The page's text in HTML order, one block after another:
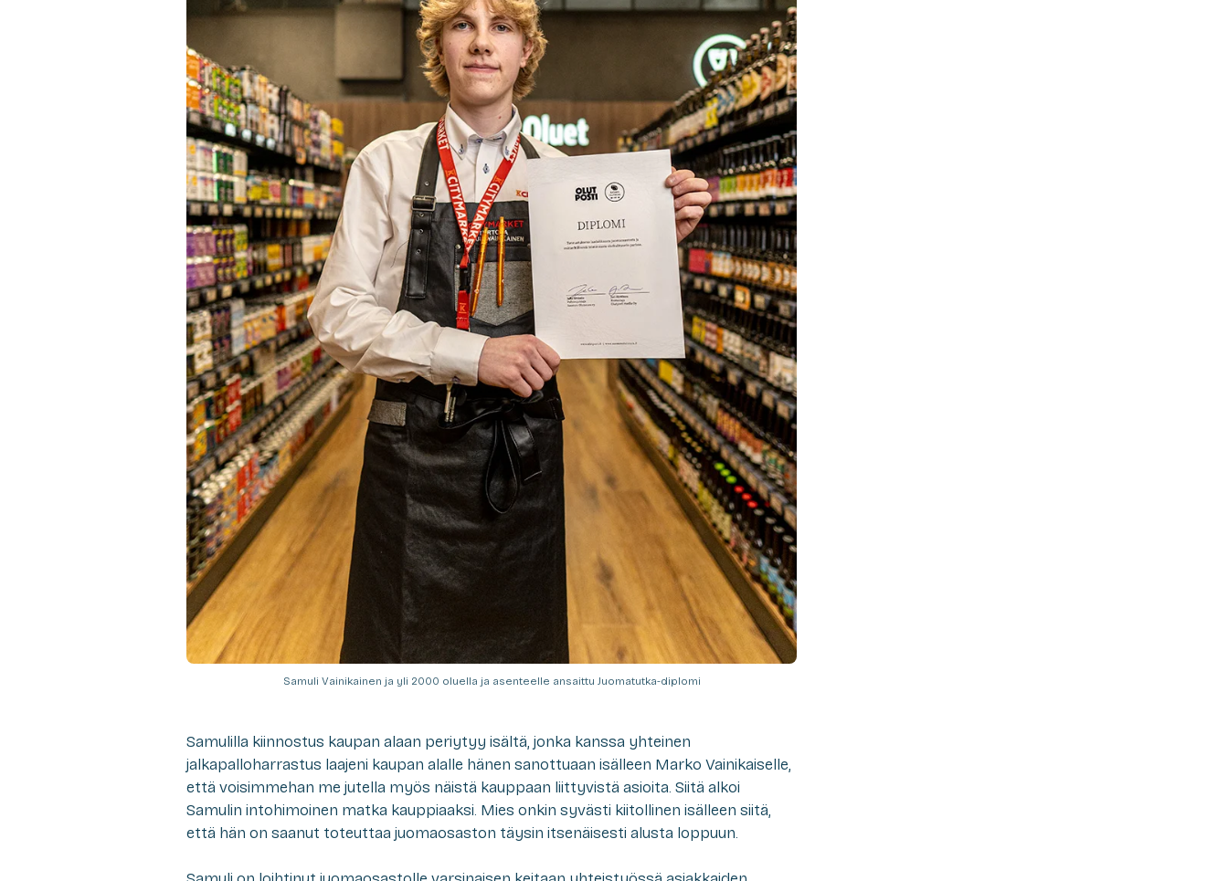
Samuli Vainikainen ja yli 2000 oluella ja asenteelle ansaittu Juomatutka-diplomi
Samulilla kiinnostus kaupan alaan periytyy isältä, jonka kanssa yhteinen
jalkapalloharrastus laajeni kaupan alalle hänen sanottuaan isälleen Marko Vainikaiselle,
että voisimmehan me jutella myös näistä kauppaan liittyvistä asioita. Siitä alkoi
Samulin intohimoinen matka kauppiaaksi. Mies onkin syvästi kiitollinen isälleen siitä,
että hän on saanut toteuttaa juomaosaston täysin itsenäisesti alusta loppuun.